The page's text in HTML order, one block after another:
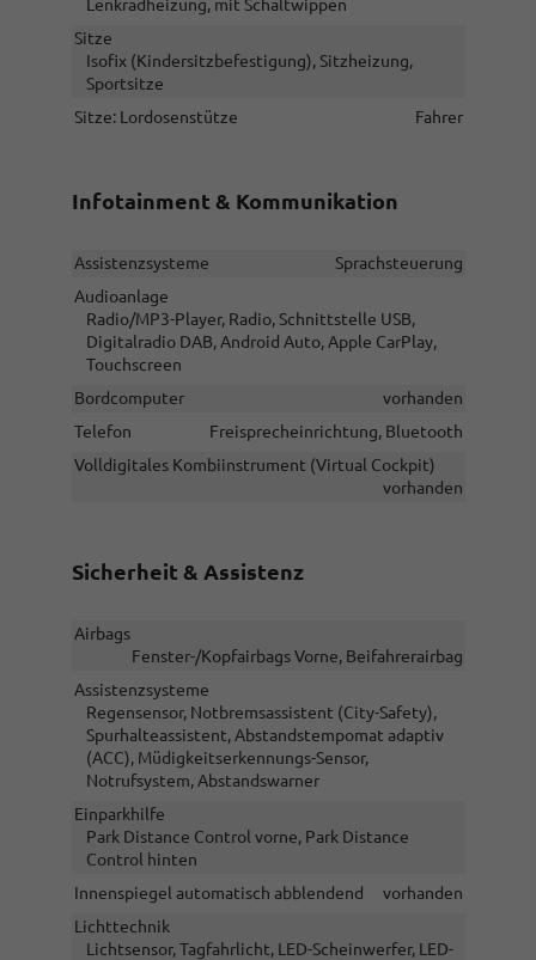
Lenkradheizung, mit Schaltwippen
Sitze
Isofix (Kindersitzbefestigung), Sitzheizung,
Sportsitze
Sitze: Lordosenstütze
Fahrer
Infotainment & Kommunikation
Assistenzsysteme
Sprachsteuerung
Audioanlage
Radio/MP3-Player, Radio, Schnittstelle USB,
Digitalradio DAB, Android Auto, Apple CarPlay,
Touchscreen
Bordcomputer
vorhanden
Telefon
Freisprecheinrichtung, Bluetooth
Volldigitales Kombiinstrument (Virtual Cockpit)
vorhanden
Sicherheit & Assistenz
Airbags
Fenster-/Kopfairbags Vorne, Beifahrerairbag
Assistenzsysteme
Regensensor, Notbremsassistent (City-Safety),
Spurhalteassistent, Abstandstempomat adaptiv
(ACC), Müdigkeitserkennungs-Sensor,
Notrufsystem, Abstandswarner
Einparkhilfe
Park Distance Control vorne, Park Distance
Control hinten
Innenspiegel automatisch abblendend
vorhanden
Lichttechnik
Lichtsensor, Tagfahrlicht, LED-Scheinwerfer, LED-